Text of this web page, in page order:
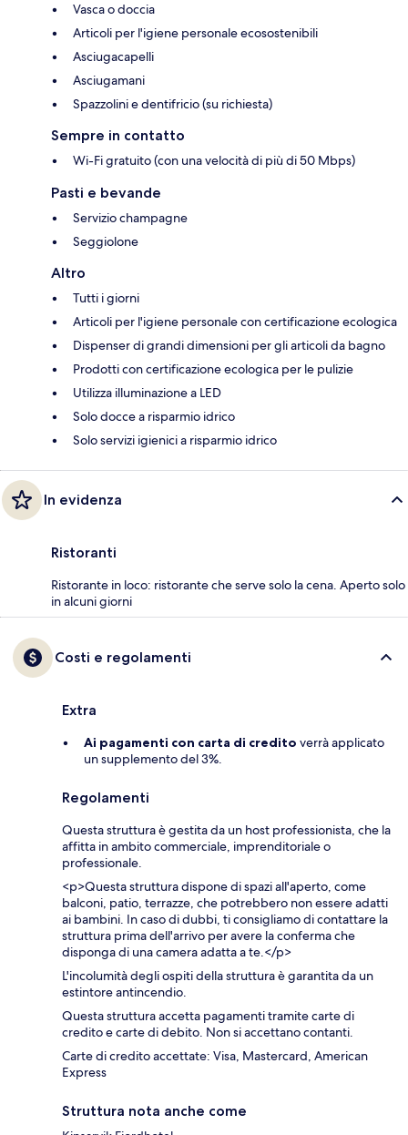
Vasca o doccia
Articoli per l'igiene personale ecosostenibili
Asciugacapelli
Asciugamani
Spazzolini e dentifricio (su richiesta)
Sempre in contatto
Wi-Fi gratuito (con una velocità di più di 50 Mbps)
Pasti e bevande
Servizio champagne
Seggiolone
Altro
Tutti i giorni
Articoli per l'igiene personale con certificazione ecologica
Dispenser di grandi dimensioni per gli articoli da bagno
Prodotti con certificazione ecologica per le pulizie
Utilizza illuminazione a LED
Solo docce a risparmio idrico
Solo servizi igienici a risparmio idrico
In evidenza
Ristoranti
Ristorante in loco: ristorante che serve solo la cena. Aperto solo
in alcuni giorni
Costi e regolamenti
Extra
Ai pagamenti con carta di credito verrà applicato
un supplemento del 3%.
Regolamenti
Questa struttura è gestita da un host professionista, che la
affitta in ambito commerciale, imprenditoriale o
professionale.
<p>Questa struttura dispone di spazi all'aperto, come
balconi, patio, terrazze, che potrebbero non essere adatti
ai bambini. In caso di dubbi, ti consigliamo di contattare la
struttura prima dell'arrivo per avere la conferma che
disponga di una camera adatta a te.</p>
L'incolumità degli ospiti della struttura è garantita da un
estintore antincendio.
Questa struttura accetta pagamenti tramite carte di
credito e carte di debito. Non si accettano contanti.
Carte di credito accettate: Visa, Mastercard, American
Express
Struttura nota anche come